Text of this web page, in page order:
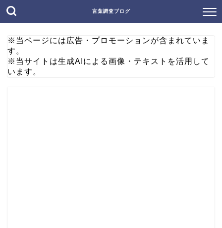
言葉調査ブログ
※当ページには広告・プロモーションが含まれていま
す。
※当サイトは生成AIによる画像・テキストを活用して
います。